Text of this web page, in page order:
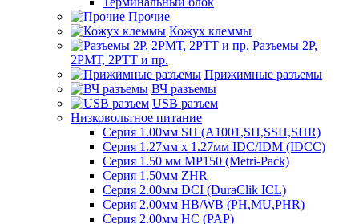
Прочие
Кожух клеммы
Разъемы 2Р,
2РМТ, 2РТТ и пр.
Прижимные разъемы
ВЧ разъемы
USB разъем
Низковольтное питание
Серия 1.00мм SH (A1001,SH,SSH,SHR)
Серия 1.27мм x 1.27мм IDC/IDM (IDCC)
Серия 1.50 мм MP150 (Metri-Pack)
Серия 1.50мм ZHR
Серия 2.00мм DCI (DuraClik ICL)
Серия 2.00мм HB/WB (PH,MU,PHR)
Серия 2.00мм HC (PAP)